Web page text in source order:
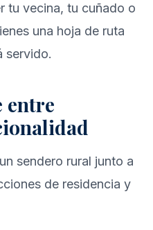
tu vecina, tu cuñado o
una hoja de ruta
servido.
entre